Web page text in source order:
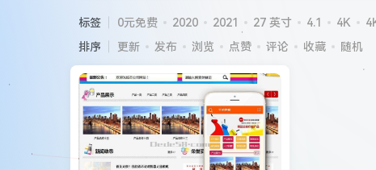
标签 0元免费 2020 2021 27 英寸 4.1 4K
排序
更新 发布 浏览 点赞 评论 收藏 随机